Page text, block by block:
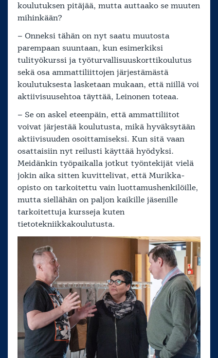
koulutuksen pitäjää, mutta auttaako se muuten
mihinkään?
– Onneksi tähän on nyt saatu muutosta
parempaan suuntaan, kun esimerkiksi
tulityökurssi ja työturvallisuuskorttikoulutus
sekä osa ammattiliittojen järjestämästä
koulutuksesta lasketaan mukaan, että niillä voi
aktiivisuusehtoa täyttää, Leinonen toteaa.
– Se on askel eteenpäin, että ammattiliitot
voivat järjestää koulutusta, mikä hyväksytään
aktiivisuuden osoittamiseksi. Kun sitä vaan
osattaisiin nyt reilusti käyttää hyödyksi.
Meidänkin työpaikalla jotkut työntekijät vielä
jokin aika sitten kuvittelivat, että Murikka-
opisto on tarkoitettu vain luottamushenkilöille,
mutta siellähän on paljon kaikille jäsenille
tarkoitettuja kursseja kuten
tietotekniikkakoulutusta.